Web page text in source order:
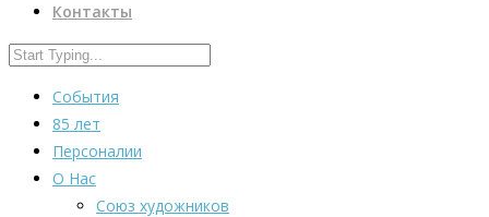
Контакты
События
85 лет
Персоналии
О Нас
Союз художников